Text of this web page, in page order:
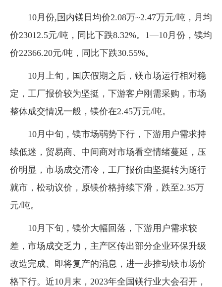
10月份,国内镁日均价2.08万~2.47万元/吨，月均
价23012.5元/吨，同比下跌8.32%。1—10月份，镁均
价22366.20元/吨，同比下跌30.55%。
10月上旬，国庆假期之后，镁市场运行相对稳
定，工厂报价较为坚挺，下游客户刚需采购，市场
整体成交情况一般，镁价在2.45万元/吨。
10月中旬，镁市场弱势下行，下游用户需求持
续低迷，贸易商、中间商对市场看空情绪蔓延，压
价明显，市场成交清冷，工厂报价由坚挺转为随行
就市，松动议价，原镁价格持续下滑，跌至2.35万
元/吨。
10月下旬，镁价大幅回落，下游用户需求较
差，市场成交乏力，主产区传出部分企业环保升级
改造完成、即将复产的消息，进一步推动镁市场价
格下行。近10月末，2023年全国镁行业大会召开，